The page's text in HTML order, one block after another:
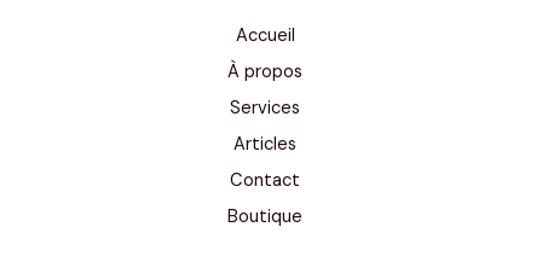
Accueil
À propos
Services
Articles
Contact
Boutique